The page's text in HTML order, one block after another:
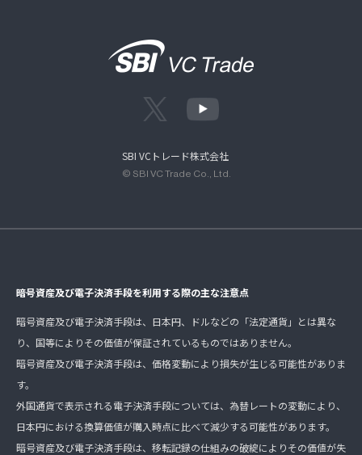
SBI VCトレード株式会社
© SBI VC Trade Co., Ltd.
暗号資産及び電子決済手段を利用する際の主な注意点
暗号資産及び電子決済手段は、日本円、ドルなどの「法定通貨」とは異な
り、国等によりその価値が保証されているものではありません。
暗号資産及び電子決済手段は、価格変動により損失が生じる可能性がありま
す。
外国通貨で表示される電子決済手段については、為替レートの変動により、
日本円における換算価値が購入時点に比べて減少する可能性があります。
暗号資産及び電子決済手段は、移転記録の仕組みの破綻によりその価値が失